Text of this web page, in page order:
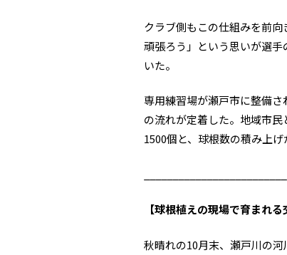
クラブ側もこの仕組みを前
頑張ろう」という思いが選
いた。
専用練習場が瀬戸市に整備
の流れが定着した。地域市
1500個と、球根数の積み上
【球根植えの現場で育まれる
秋晴れの10月末、瀬戸川の